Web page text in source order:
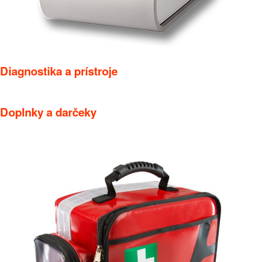
Diagnostika a prístroje
Doplnky a darčeky